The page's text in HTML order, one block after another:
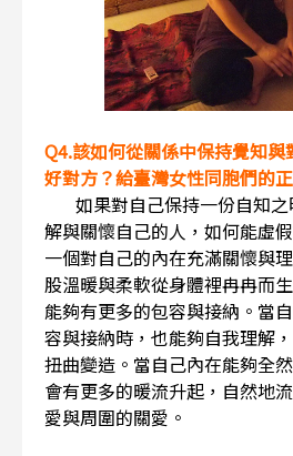
Q4.該如何從關係中保持覺知
好對方？給臺灣女性同胞們的
如果對自己保持一份自知之
解與關懷自己的人，如何能虛
一個對自己的內在充滿關懷與
股溫暖與柔軟從身體裡冉冉而
能夠有更多的包容與接納。當
容與接納時，也能夠自我理解
扭曲變造。當自己內在能夠全
會有更多的暖流升起，自然地
愛與周圍的關愛。